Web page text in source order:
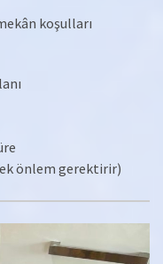
koşulları
önlem gerektirir)